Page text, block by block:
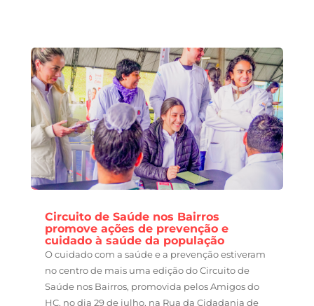
Circuito de Saúde nos Bairros
promove ações de prevenção e
cuidado à saúde da população
O cuidado com a saúde e a prevenção estiveram
no centro de mais uma edição do Circuito de
Saúde nos Bairros, promovida pelos Amigos do
HC, no dia 29 de julho, na Rua da Cidadania de